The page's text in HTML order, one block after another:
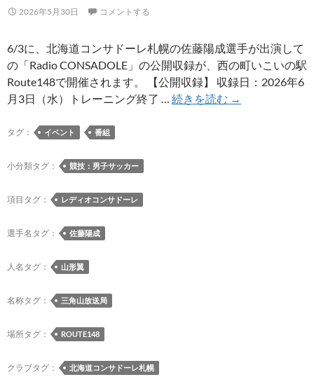
表
選
出
2026年5月30日 コメントする
6/3に、北海道コンサドーレ札幌の佐藤陽成選手が出演して
の「Radio CONSADOLE」の公開収録が、西の町いこいの駅
Route148で開催されます。 【公開収録】 収録日：2026年6
月3日（水）トレーニング終了 … 続きを読む 6/3
→
タグ： イベント 番組
小分類タグ： 競技：男子サッカー
項目タグ： レディオコンサドーレ
選手名タグ： 佐藤陽成
人名タグ： 山形翼
名称タグ： 三角山放送局
場所タグ： ROUTE148
クラブタグ： 北海道コンサドーレ札幌